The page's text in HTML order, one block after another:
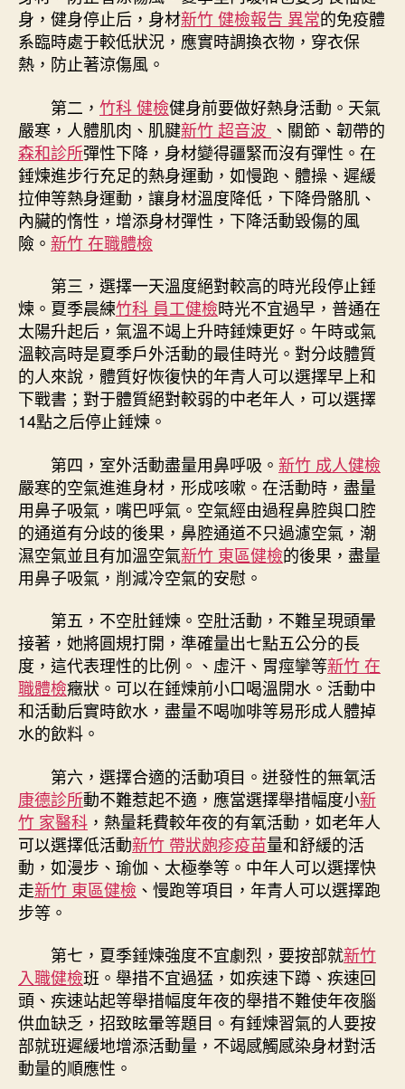
身，健身停止后，身材新竹 健檢報告 異常的免疫體
系臨時處于較低狀況，應實時調換衣物，穿衣保
熱，防止著涼傷風。
第二， 竹科 健檢健身前要做好熱身活動。天氣
嚴寒，人體肌肉、肌腱新竹 超音波 、關節、韌帶的
森和診所彈性下降，身材變得疆緊而沒有彈性。在
錘煉進步行充足的熱身運動，如慢跑、體操、遲緩
拉伸等熱身運動，讓身材溫度降低，下降骨骼肌、
內臟的惰性，增添身材彈性，下降活動毀傷的風
險。 新竹 在職體檢
第三，選擇一天溫度絕對較高的時光段停止錘
煉。夏季晨練竹科 員工健檢時光不宜過早，普通在
太陽升起后，氣溫不竭上升時錘煉更好。午時或氣
溫較高時是夏季戶外活動的最佳時光。對分歧體質
的人來說，體質好恢復快的年青人可以選擇早上和
下戰書；對于體質絕對較弱的中老年人，可以選擇
14點之后停止錘煉。
第四，室外活動盡量用鼻呼吸。 新竹 成人健檢
嚴寒的空氣進進身材，形成咳嗽。在活動時，盡量
用鼻子吸氣，嘴巴呼氣。空氣經由過程鼻腔與口腔
的通道有分歧的後果，鼻腔通道不只過濾空氣，潮
濕空氣並且有加溫空氣新竹 東區健檢的後果，盡量
用鼻子吸氣，削減冷空氣的安慰。
第五，不空肚錘煉。空肚活動，不難呈現頭暈
接著，她將圓規打開，準確量出七點五公分的長
度，這代表理性的比例。、虛汗、胃痙攣等新竹 在
職體檢癥狀。可以在錘煉前小口喝溫開水。活動中
和活動后實時飲水，盡量不喝咖啡等易形成人體掉
水的飲料。
第六，選擇合適的活動項目。迸發性的無氧活
康德診所動不難惹起不適，應當選擇舉措幅度小新
竹 家醫科 ，熱量耗費較年夜的有氧活動，如老年人
可以選擇低活動新竹 帶狀皰疹疫苗量和舒緩的活
動，如漫步、瑜伽、太極拳等。中年人可以選擇快
走新竹 東區健檢 、慢跑等項目，年青人可以選擇跑
步等。
第七，夏季錘煉強度不宜劇烈，要按部就新竹
入職健檢班。舉措不宜過猛，如疾速下蹲、疾速回
頭、疾速站起等舉措幅度年夜的舉措不難使年夜腦
供血缺乏，招致眩暈等題目。有錘煉習氣的人要按
部就班遲緩地增添活動量，不竭感觸感染身材對活
動量的順應性。